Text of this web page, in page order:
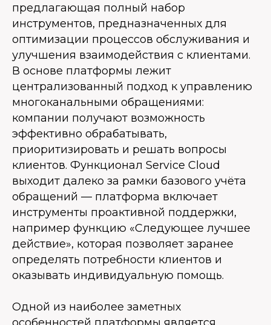
предлагающая полный набор
инструментов, предназначенных для
оптимизации процессов обслуживания и
улучшения взаимодействия с клиентами.
В основе платформы лежит
централизованный подход к управлению
многоканальными обращениями:
компании получают возможность
эффективно обрабатывать,
приоритизировать и решать вопросы
клиентов. Функционал Service Cloud
выходит далеко за рамки базового учёта
обращений — платформа включает
инструменты проактивной поддержки,
например функцию «Следующее лучшее
действие», которая позволяет заранее
определять потребности клиентов и
оказывать индивидуальную помощь.
Одной из наиболее заметных